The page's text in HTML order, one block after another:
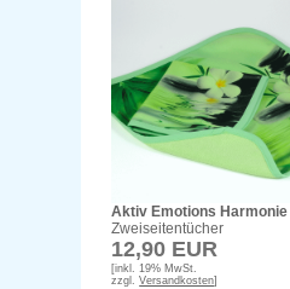
Aktiv Emotions Harmonie
Zweiseitentücher
12,90 EUR
[inkl. 19% MwSt.
zzgl.Versandkosten]